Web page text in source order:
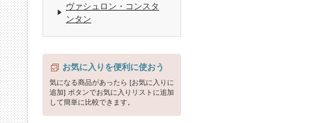
ヴァシュロン・コンスタ
ンタン
お気に入りを便利に使おう
気になる商品があったら [お気に入りに
追加] ボタンでお気に入りリストに追加
して簡単に比較できます。